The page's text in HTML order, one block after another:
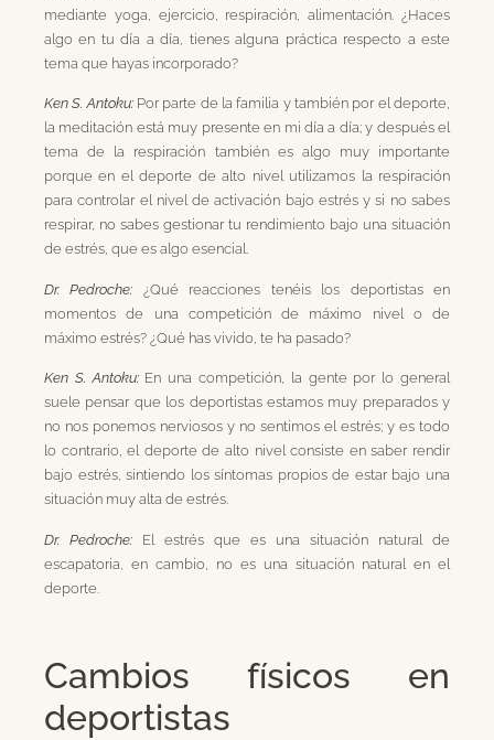
mediante yoga, ejercicio, respiración, alimentación. ¿Haces
algo en tu día a día, tienes alguna práctica respecto a este
tema que hayas incorporado?
Ken S. Antoku: Por parte de la familia y también por el deporte,
la meditación está muy presente en mi día a día; y después el
tema de la respiración también es algo muy importante
porque en el deporte de alto nivel utilizamos la respiración
para controlar el nivel de activación bajo estrés y si no sabes
respirar, no sabes gestionar tu rendimiento bajo una situación
de estrés, que es algo esencial.
Dr. Pedroche: ¿Qué reacciones tenéis los deportistas en
momentos de una competición de máximo nivel o de
máximo estrés? ¿Qué has vivido, te ha pasado?
Ken S. Antoku: En una competición, la gente por lo general
suele pensar que los deportistas estamos muy preparados y
no nos ponemos nerviosos y no sentimos el estrés; y es todo
lo contrario, el deporte de alto nivel consiste en saber rendir
bajo estrés, sintiendo los síntomas propios de estar bajo una
situación muy alta de estrés.
Dr. Pedroche: El estrés que es una situación natural de
escapatoria, en cambio, no es una situación natural en el
deporte.
Cambios físicos en
deportistas